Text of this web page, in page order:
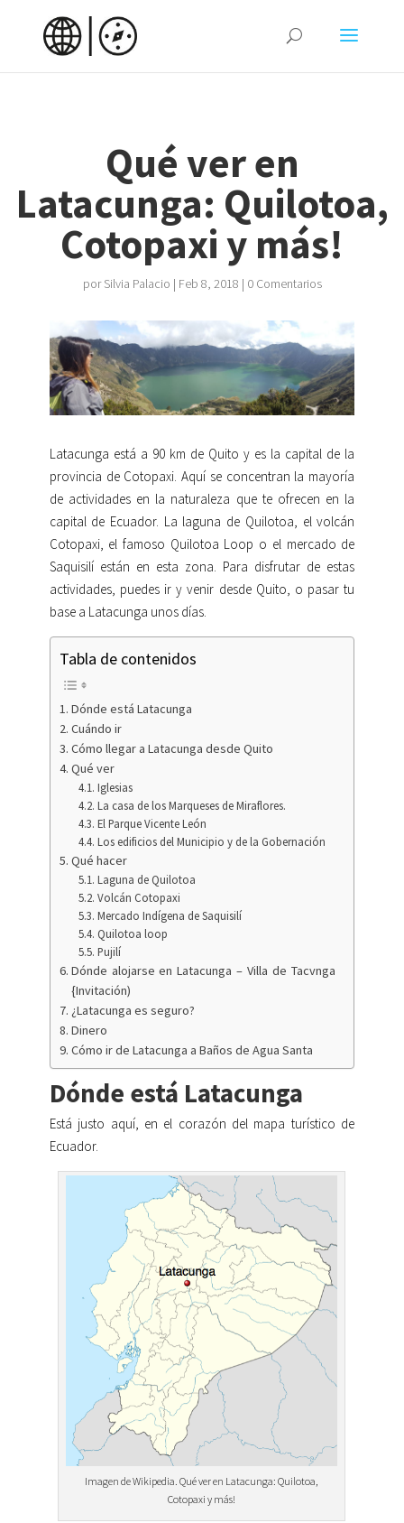
Qué ver en
Latacunga: Quilotoa,
Cotopaxi y más!
porSilvia Palacio | Feb 8, 2018 | 0 Comentarios
Latacunga está a 90 km de Quito y es la capital de la
provincia de Cotopaxi. Aquí se concentran la mayoría
de actividades en la naturaleza que te ofrecen en la
capital de Ecuador. La laguna de Quilotoa, el volcán
Cotopaxi, el famoso Quilotoa Loop o el mercado de
Saquisilí están en esta zona. Para disfrutar de estas
actividades, puedes ir y venir desde Quito, o pasar tu
base a Latacunga unos días.
Tabla de contenidos
Dónde está Latacunga
Cuándo ir
Cómo llegar a Latacunga desde Quito
Qué ver
Iglesias
La casa de los Marqueses de Miraflores.
El Parque Vicente León
Los edificios del Municipio y de la Gobernación
Qué hacer
Laguna de Quilotoa
Volcán Cotopaxi
Mercado Indígena de Saquisilí
Quilotoa loop
Pujilí
Dónde alojarse en Latacunga – Villa de Tacvnga
{Invitación)
¿Latacunga es seguro?
Dinero
Cómo ir de Latacunga a Baños de Agua Santa
Dónde está Latacunga
Está justo aquí, en el corazón del mapa turístico de
Ecuador.
Imagen de Wikipedia. Qué ver en Latacunga: Quilotoa,
Cotopaxi y más!